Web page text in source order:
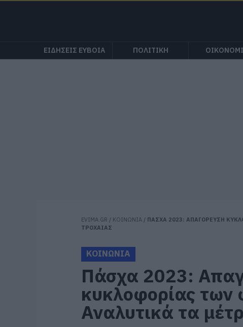
ΕΙΔΗΣΕΙΣ ΕΥΒΟΙΑ ΠΟΛΙΤΙΚΗ
EVIMA.GR / ΚΟΙΝΩΝΙΑ / ΠΑΣΧΑ 2023: ΑΠΑΓΟΡΕΥΣΗ
ΤΡΟΧΑΙΑΣ
ΚΟΙΝΩΝΙΑ
Πάσχα 2023:
κυκλοφορίας των
Αναλυτικά τα